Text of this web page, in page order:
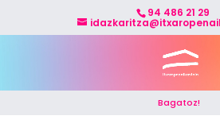
94 486 21 29
Bagatoz!